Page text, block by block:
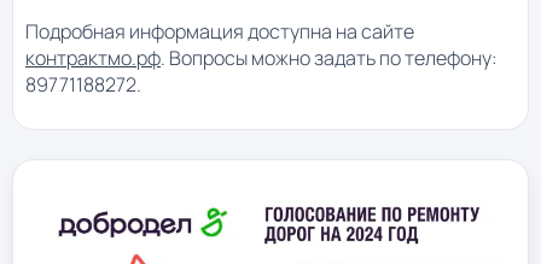
Подробная информация доступна на сайте
контрактмо.рф. Вопросы можно задать по телефону:
89771188272.